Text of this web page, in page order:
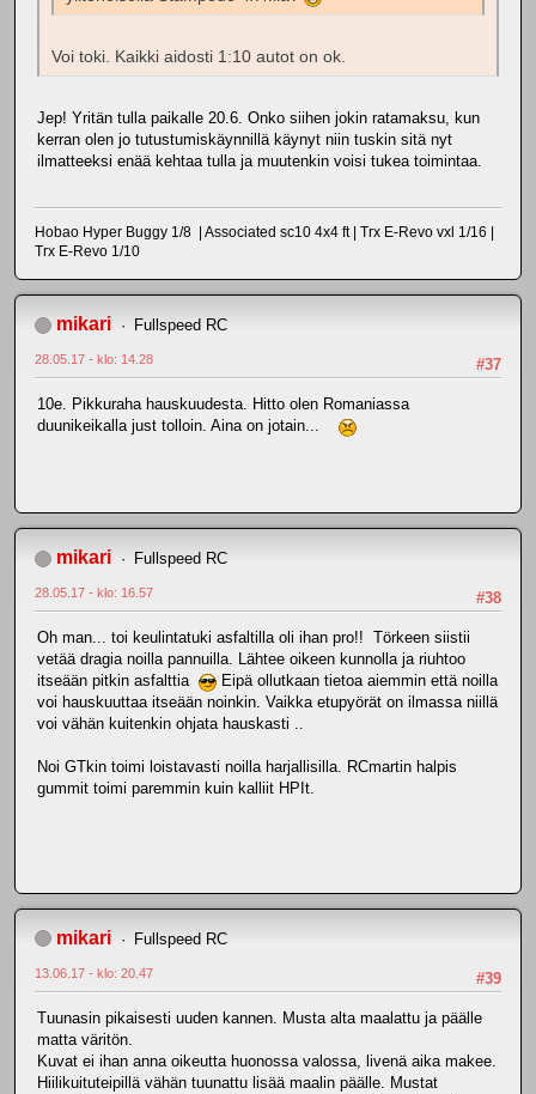
Voi toki. Kaikki aidosti 1:10 autot on ok.
Jep! Yritän tulla paikalle 20.6. Onko siihen jokin ratamaksu, kun
kerran olen jo tutustumiskäynnillä käynyt niin tuskin sitä nyt
ilmatteeksi enää kehtaa tulla ja muutenkin voisi tukea toimintaa.
Hobao Hyper Buggy 1/8 | Associated sc10 4x4 ft | Trx E-Revo vxl 1/16 |
Trx E-Revo 1/10
mikari Fullspeed RC
#37
28.05.17 - klo: 14.28
10e. Pikkuraha hauskuudesta. Hitto olen Romaniassa
duunikeikalla just tolloin. Aina on jotain...
mikari Fullspeed RC
#38
28.05.17 - klo: 16.57
Oh man... toi keulintatuki asfaltilla oli ihan pro!! Törkeen siistii
vetää dragia noilla pannuilla. Lähtee oikeen kunnolla ja riuhtoo
itseään pitkin asfalttia
Eipä ollutkaan tietoa aiemmin että noilla
voi hauskuuttaa itseään noinkin. Vaikka etupyörät on ilmassa niillä
voi vähän kuitenkin ohjata hauskasti ..
Noi GTkin toimi loistavasti noilla harjallisilla. RCmartin halpis
gummit toimi paremmin kuin kalliit HPIt.
mikari Fullspeed RC
#39
13.06.17 - klo: 20.47
Tuunasin pikaisesti uuden kannen. Musta alta maalattu ja päälle
matta väritön.
Kuvat ei ihan anna oikeutta huonossa valossa, livenä aika makee.
Hiilikuituteipillä vähän tuunattu lisää maalin päälle. Mustat